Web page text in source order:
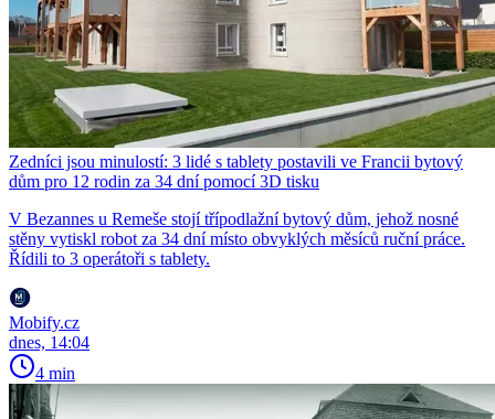
Zedníci jsou minulostí: 3 lidé s tablety postavili ve Francii bytový
dům pro 12 rodin za 34 dní pomocí 3D tisku
V Bezannes u Remeše stojí třípodlažní bytový dům, jehož nosné
stěny vytiskl robot za 34 dní místo obvyklých měsíců ruční práce.
Řídili to 3 operátoři s tablety.
Mobify.cz
dnes, 14:04
4 min